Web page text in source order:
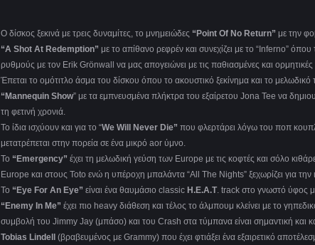
Ο δίσκος ξεκινά με τρεις δυναμίτες, τo μνημειώδες “Point Of No Return” με την
“A Shot At Redemption” με το απίθανο ρεφρέν και συνεχίζει με το “Inferno”
ρυθμούς με τον Erik Grönwall να μας απογειώνει με τις παθιασμένες και ορμητικές
Έπεται το ομότιτλο άσμα του δίσκου όπου το ακουστικό ξεκίνημα και το
“Mannequin Show” με τα εμπνευσμένα πλήκτρα του εξαίρετου Jona Tee να
τη φετινή χρονιά.
Το ίδια ισχύουν και για το “We Will Never Die” που φλερτάρει λόγω του ποπ
μετατρέπεται στην πορεία σε ένα μικρό aor ύμνο.
To “Emergency” έχει τη μελωδική γεύση των Europe με τις κοφτές και σόλο
Europe και στους Τοto ενώ η υπέροχη μπαλάντα “All The Nights” ξεχωρίζει για την
Το “Eye For An Eye” είναι ένα θαυμάσιο classic H.E.A.T. track στο γνωστό ύφος
“Enemy In Me” έχει πιο heavy διάθεση και τέλος το άλμπουμ κλείνει με το
συμβολή του Jimmy Jay (μπάσο) και του Crash στα τύμπανα είναι σημαντική
Tobias Lindell (βραβευμένος με Grammy) που έχει φτιάξει ένα εξαιρετικό